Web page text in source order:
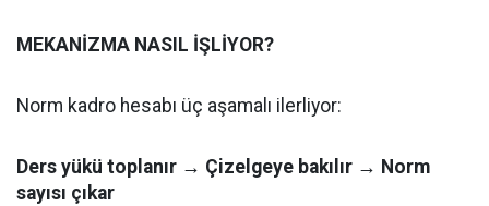
MEKANİZMA NASIL İŞLİYOR?
Norm kadro hesabı üç aşamalı ilerliyor:
Ders yükü toplanır → Çizelgeye bakılır → Norm
sayısı çıkar